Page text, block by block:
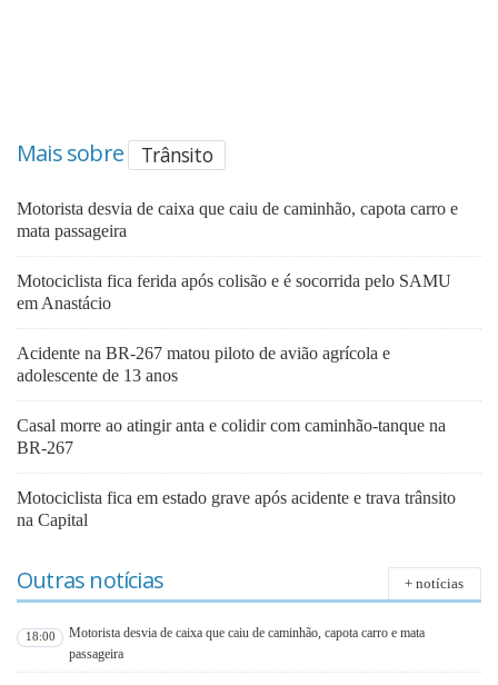
Mais sobre Trânsito
Motorista desvia de caixa que caiu de caminhão, capota carro e
mata passageira
Motociclista fica ferida após colisão e é socorrida pelo SAMU
em Anastácio
Acidente na BR-267 matou piloto de avião agrícola e
adolescente de 13 anos
Casal morre ao atingir anta e colidir com caminhão-tanque na
BR-267
Motociclista fica em estado grave após acidente e trava trânsito
na Capital
Outras notícias + notícias
18:00
Motorista desvia de caixa que caiu de caminhão, capota carro e mata
passageira